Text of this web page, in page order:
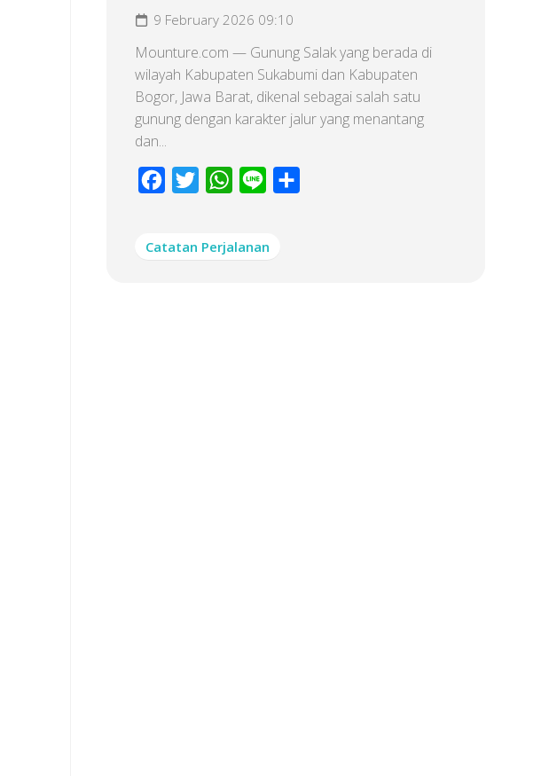
9 February 2026 09:10
Mounture.com — Gunung Salak yang berada di
wilayah Kabupaten Sukabumi dan Kabupaten
Bogor, Jawa Barat, dikenal sebagai salah satu
gunung dengan karakter jalur yang menantang
dan...
Facebook
Twitter WhatsApp
Line
Catatan Perjalanan